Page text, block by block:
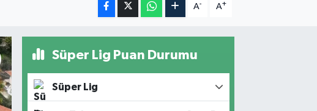
A- A+
Süper Lig Puan Durumu
Süper Lig